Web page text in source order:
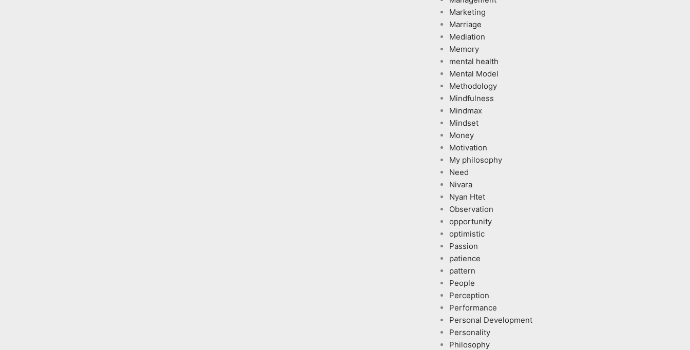
Marketing
Marriage
Mediation
Memory
mental health
Mental Model
Methodology
Mindfulness
Mindmax
Mindset
Money
Motivation
My philosophy
Need
Nivara
Nyan Htet
Observation
opportunity
optimistic
Passion
patience
pattern
People
Perception
Performance
Personal Development
Personality
Philosophy